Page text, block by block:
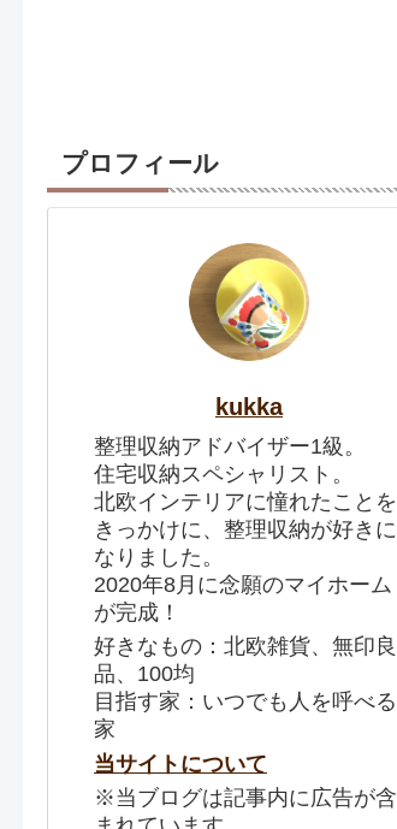
プロフィール
kukka
整理収納アドバイザー1級。
住宅収納スペシャリスト。
北欧インテリアに憧れたことを
きっかけに、整理収納が好きに
なりました。
2020年8月に念願のマイホーム
が完成！
好きなもの：北欧雑貨、無印良
品、100均
目指す家：いつでも人を呼べる
家
当サイトについて
※当ブログは記事内に広告が含